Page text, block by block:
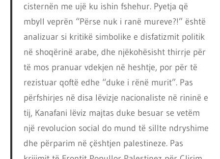
cisternën me ujë ku ishin fshehur. Pyetja që
mbyll veprën “Përse nuk i ranë mureve?!” është
analizuar si kritikë simbolike e disfatizmit politik
në shoqërinë arabe, dhe njëkohësisht thirrje për
të mos pranuar vdekjen në heshtje, por për të
rezistuar qoftë edhe “duke i rënë murit”. Pas
përfshirjes në disa lëvizje nacionaliste në rininë e
tij, Kanafani lëviz majtas duke besuar se vetëm
një revolucion social do mund të sillte ndryshime
dhe përparim në çështjen palestineze. Pas